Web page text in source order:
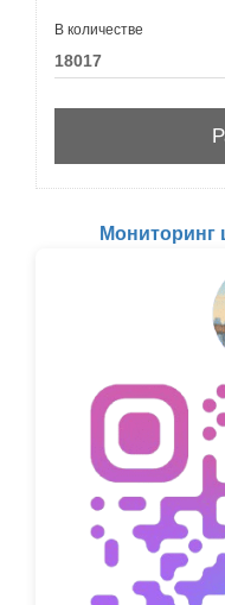
В количестве
Мониторинг